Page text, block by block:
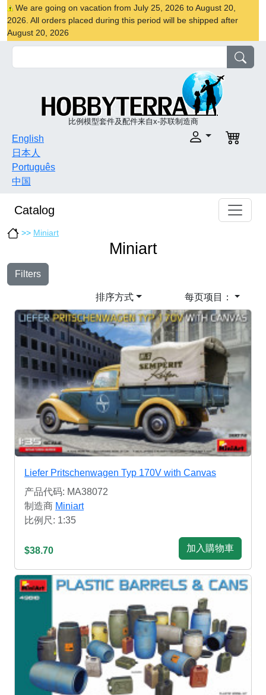
We are going on vacation from July 25, 2026 to August 20,
2026. All orders placed during this period will be shipped after
August 20, 2026
比例模型套件及配件来自x-苏联制造商
English
日本人
Português
中国
Catalog
>> Miniart
Miniart
Filters
排序方式 每页项目：
Liefer Pritschenwagen Typ 170V with Canvas
产品代码: MA38072
制造商 Miniart
比例尺: 1:35
$38.70 加入購物車